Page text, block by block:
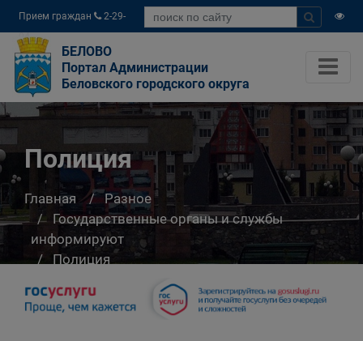
Прием граждан
2-29-
04
БЕЛОВО
Портал Администрации
Беловского городского округа
Полиция
Главная
Разное
Государственные органы и службы
информируют
Полиция